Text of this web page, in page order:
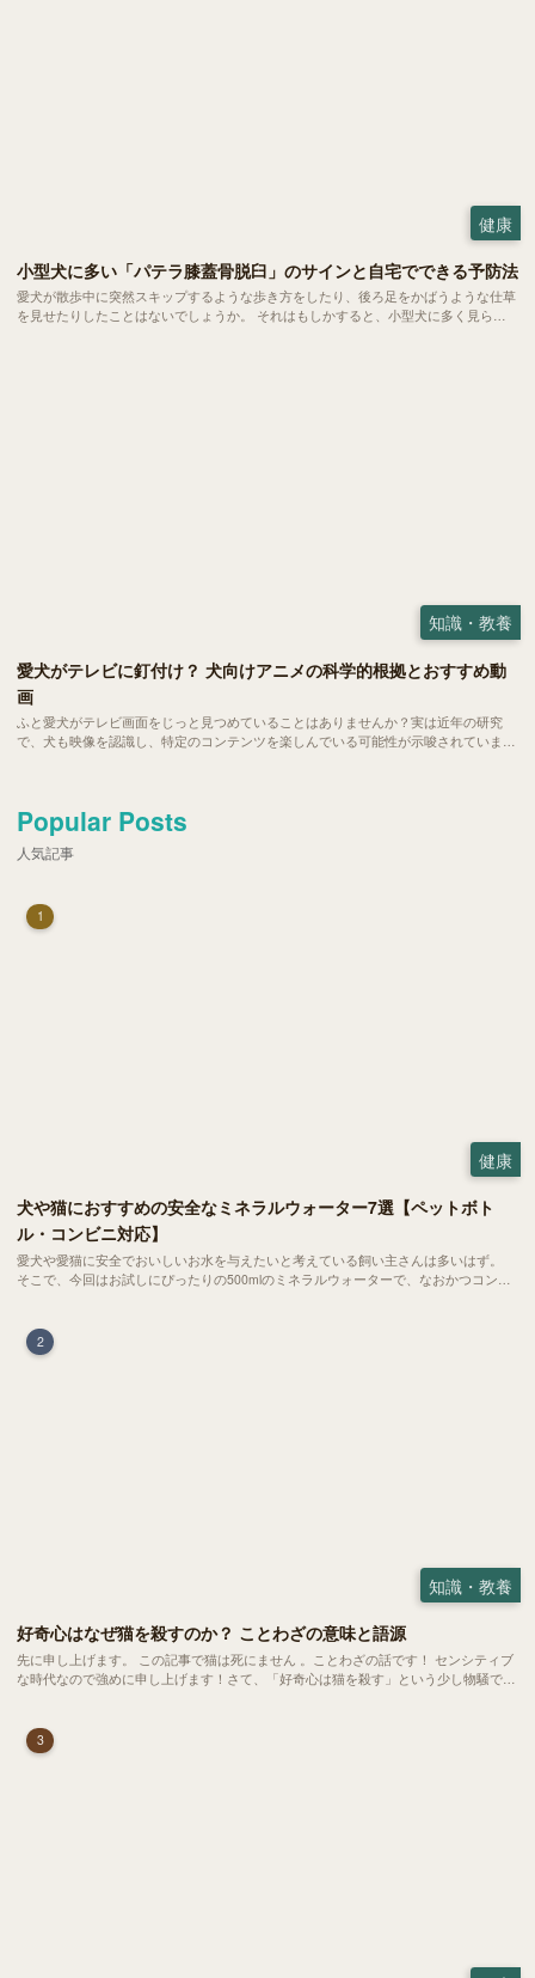
健康
小型犬に多い「パテラ膝蓋骨脱臼」のサインと自宅でできる予防法
愛犬が散歩中に突然スキップするような歩き方をしたり、後ろ足をかばうような仕草
を見せたりしたことはないでしょうか。 それはもしかすると、小型犬に多く見られ
知識・教養
愛犬がテレビに釘付け？ 犬向けアニメの科学的根拠とおすすめ動
画
ふと愛犬がテレビ画面をじっと見つめていることはありませんか？実は近年の研究
で、犬も映像を認識し、特定のコンテンツを楽しんでいる可能性が示唆されていま
Popular Posts
人気記事
1
健康
犬や猫におすすめの安全なミネラルウォーター7選【ペットボト
ル・コンビニ対応】
愛犬や愛猫に安全でおいしいお水を与えたいと考えている飼い主さんは多いはず。
そこで、今回はお試しにぴったりの500mlのミネラルウォーターで、なおかつコンビ
2
知識・教養
好奇心はなぜ猫を殺すのか？ ことわざの意味と語源
先に申し上げます。 この記事で猫は死にません 。ことわざの話です！ センシティブ
な時代なので強めに申し上げます！さて、「好奇心は猫を殺す」という少し物騒で、
3